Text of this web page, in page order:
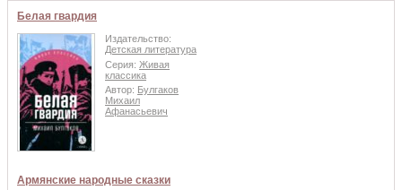
Белая гвардия
Издательство:
Детская литература
Серия: Живая
классика
Автор: Булгаков
Михаил
Афанасьевич
Армянские народные сказки